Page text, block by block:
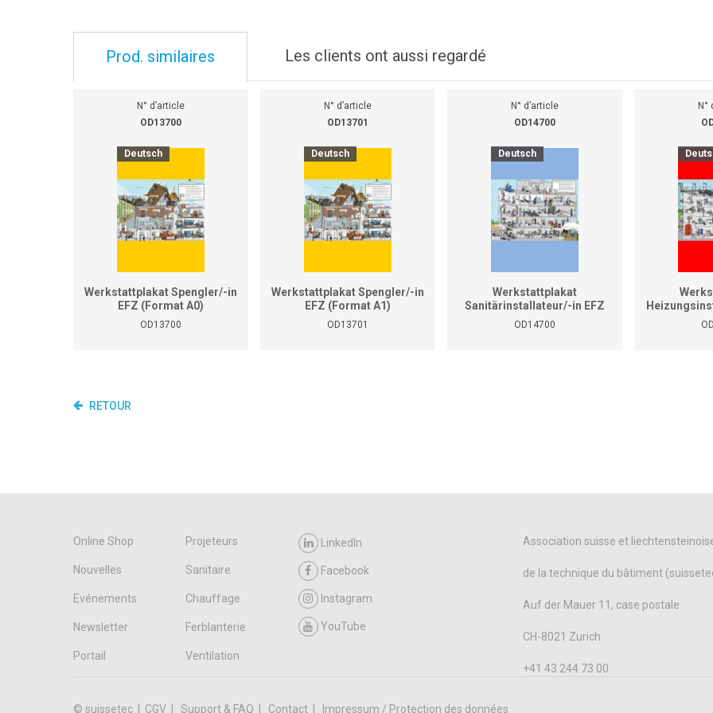
Prod. similaires Les clients ont aussi regardé
N° d’article
OD13700
Deutsch
Werkstattplakat Spengler/-in
EFZ (Format A0)
OD13700
N° d’article
OD13701
Deutsch
Werkstattplakat Spengler/-in
EFZ (Format A1)
OD13701
N° d’article
OD14700
Deutsch
Werkstattplakat
Sanitärinstallateur/-in EFZ
(Format A0)
OD14700
N°
RETOUR
Online Shop Projeteurs
Nouvelles Sanitaire
Evénements Chauffage
Newsletter Ferblanterie
Portail Ventilation
LinkedIn
Facebook
Instagram
YouTube
Association suisse et
de la technique du bâtiment
Auf der Mauer 11, case postale
CH-8021 Zurich
+41 43 244 73 00
© suissetec | CGV Support & FAQ Contact Impressum / Protection des données